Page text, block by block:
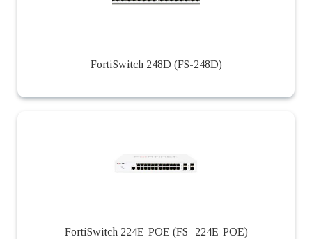
FortiSwitch 248D (FS-248D)
FortiSwitch 224E-POE (FS- 224E-POE)